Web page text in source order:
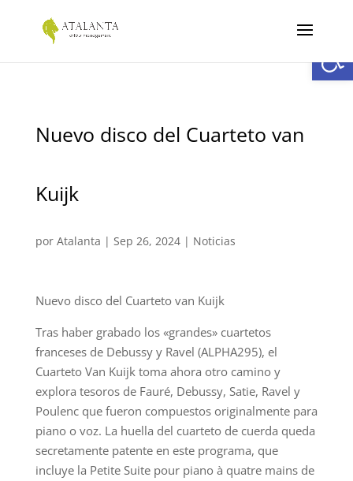
Nuevo disco del Cuarteto van
Kuijk
por Atalanta | Sep 26, 2024| Noticias
Nuevo disco del Cuarteto van Kuijk
Tras haber grabado los «grandes» cuartetos
franceses de Debussy y Ravel (ALPHA295), el
Cuarteto Van Kuijk toma ahora otro camino y
explora tesoros de Fauré, Debussy, Satie, Ravel y
Poulenc que fueron compuestos originalmente para
piano o voz. La huella del cuarteto de cuerda queda
secretamente patente en este programa, que
incluye la Petite Suite pour piano à quatre mains de